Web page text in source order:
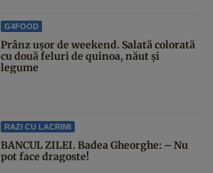
G4FOOD
Prânz ușor de weekend. Salată colorată
cu două feluri de quinoa, năut și
legume
RAZI CU LACRIMI
BANCUL ZILEI. Badea Gheorghe: – Nu
pot face dragoste!